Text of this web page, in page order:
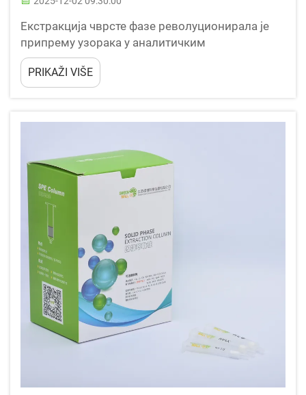
Екстракција чврсте фазе револуционирала је
припрему узорака у аналитичким
лабораторијама широм света. Савремени
аналитички радни токови захтевају прецизне,
поуздане и ефикасне методе за чишћење
матрице, истовремено одржавајући стабилност
PRIKAŽI VIŠE